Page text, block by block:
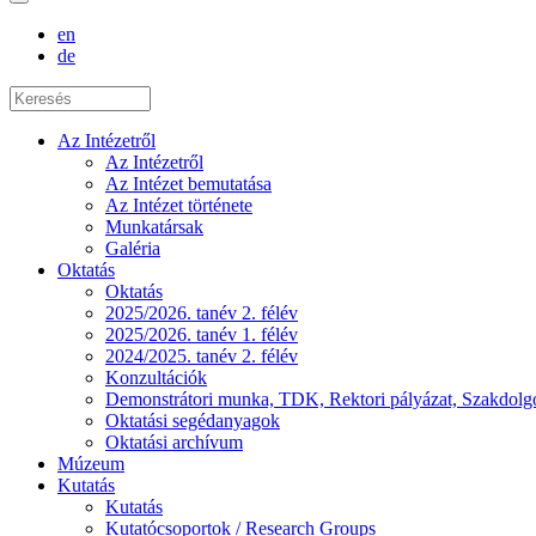
en
de
Az Intézetről
Az Intézetről
Az Intézet bemutatása
Az Intézet története
Munkatársak
Galéria
Oktatás
Oktatás
2025/2026. tanév 2. félév
2025/2026. tanév 1. félév
2024/2025. tanév 2. félév
Konzultációk
Demonstrátori munka, TDK, Rektori pályázat,
Oktatási segédanyagok
Oktatási archívum
Múzeum
Kutatás
Kutatás
Kutatócsoportok / Research Groups